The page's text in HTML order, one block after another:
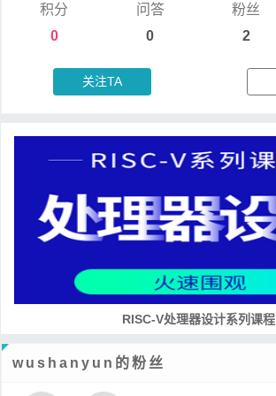
积分
0
问答
0
粉丝
2
关注TA
RISC-V处理器设计系列课程
wushanyun的粉丝